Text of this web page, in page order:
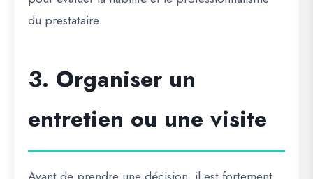
du prestataire.
3. Organiser un
entretien ou une visite